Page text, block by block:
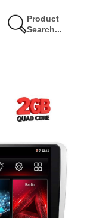
Product
Search...
17% Έκπτωση